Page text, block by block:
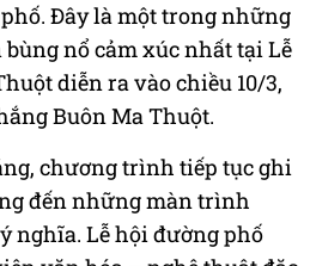
Đây là một trong những
nổ cảm xúc nhất tại Lễ
diễn ra vào chiều 10/3,
Buôn Ma Thuột.
chương trình tiếp tục ghi
đến những màn trình
nghĩa. Lễ hội đường phố